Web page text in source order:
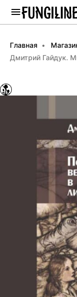
Главная
Дмитрий Гайдук.